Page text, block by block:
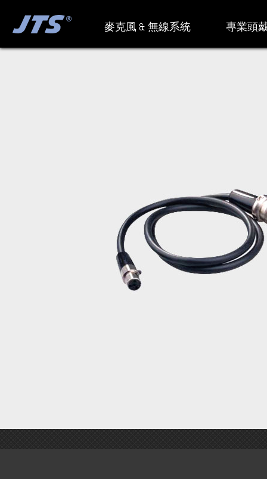
麥克風 & 無線系統 專業頭